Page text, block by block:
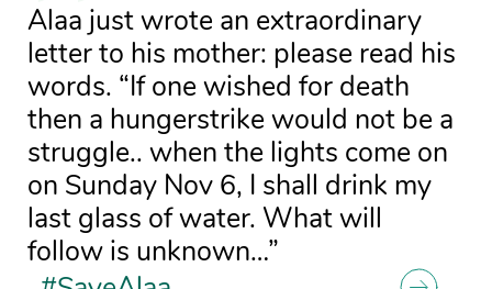
Alaa just wrote an extraordinary
letter to his mother: please read his
words. “If one wished for death
then a hungerstrike would not be a
struggle.. when the lights come on
on Sunday Nov 6, I shall drink my
last glass of water. What will
follow is unknown…”